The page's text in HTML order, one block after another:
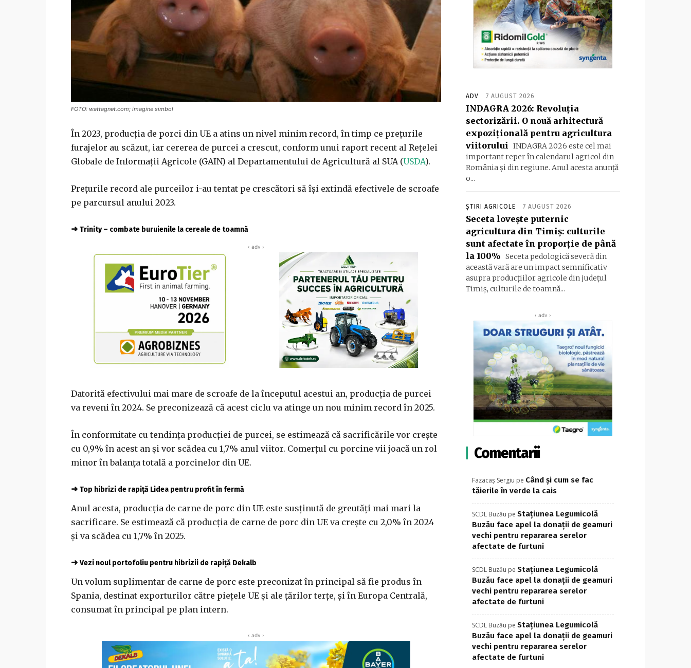
FOTO: wattagnet.com; imagine simbol
În 2023, producția de porci din UE a atins un nivel minim record, în timp ce prețurile
furajelor au scăzut, iar cererea de purcei a crescut, conform unui raport recent al Rețelei
Globale de Informații Agricole (GAIN) al Departamentului de Agricultură al SUA (USDA).
Prețurile record ale purceilor i-au tentat pe crescători să își extindă efectivele de scroafe
pe parcursul anului 2023.
➜ Trinity – combate buruienile la cereale de toamnă
‹ adv ›
Datorită efectivului mai mare de scroafe de la începutul acestui an, producția de purcei
va reveni în 2024. Se preconizează că acest ciclu va atinge un nou minim record în 2025.
În conformitate cu tendința producției de purcei, se estimează că sacrificările vor crește
cu 0,9% în acest an și vor scădea cu 1,7% anul viitor. Comerțul cu porcine vii joacă un rol
minor în balanța totală a porcinelor din UE.
➜ Top hibrizi de rapiță Lidea pentru profit în fermă
Anul acesta, producția de carne de porc din UE este susținută de greutăți mai mari la
sacrificare. Se estimează că producția de carne de porc din UE va crește cu 2,0% în 2024
și va scădea cu 1,7% în 2025.
➜ Vezi noul portofoliu pentru hibrizii de rapiță Dekalb
Un volum suplimentar de carne de porc este preconizat în principal să fie produs în
Spania, destinat exporturilor către piețele UE și ale țărilor terțe, și în Europa Centrală,
consumat în principal pe plan intern.
‹ adv ›
ADV 7 AUGUST 2026
INDAGRA 2026: Revoluția
sectorizării. O nouă arhitectură
expozițională pentru agricultura
viitorului
INDAGRA 2026 este cel mai
important reper în calendarul agricol din
România și din regiune. Anul acesta anunță
o...
ȘTIRI AGRICOLE 7 AUGUST 2026
Seceta lovește puternic
agricultura din Timiș: culturile
sunt afectate în proporție de până
la 100% Seceta pedologică severă din
această vară are un impact semnificativ
asupra producțiilor agricole din județul
Timiș, culturile de toamnă...
‹ adv ›
Comentarii
Fazacaș Sergiu pe Când și cum se fac
tăierile în verde la cais
SCDL Buzău pe Stațiunea Legumicolă
Buzău face apel la donații de geamuri
vechi pentru repararea serelor
afectate de furtuni
SCDL Buzău pe Stațiunea Legumicolă
Buzău face apel la donații de geamuri
vechi pentru repararea serelor
afectate de furtuni
SCDL Buzău pe Stațiunea Legumicolă
Buzău face apel la donații de geamuri
vechi pentru repararea serelor
afectate de furtuni